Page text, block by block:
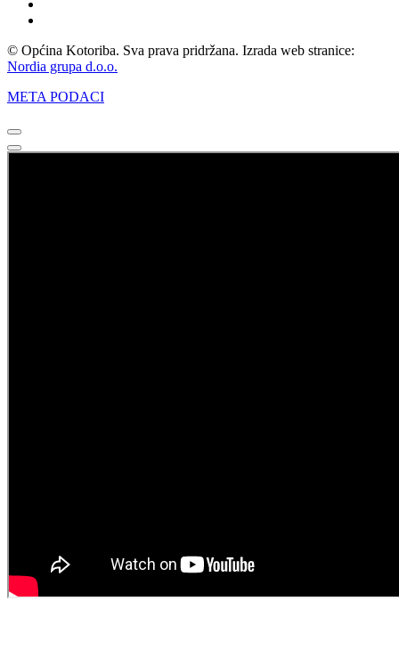
© Općina Kotoriba. Sva prava pridržana. Izrada web stranice:
Nordia grupa d.o.o.
META PODACI